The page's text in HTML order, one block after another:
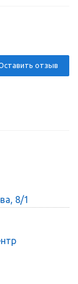
отзыв
8/1